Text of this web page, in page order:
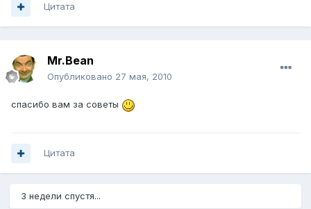
Цитата
Mr.Bean
Опубликовано 27 мая, 2010
спасибо вам за советы
Цитата
3 недели спустя...